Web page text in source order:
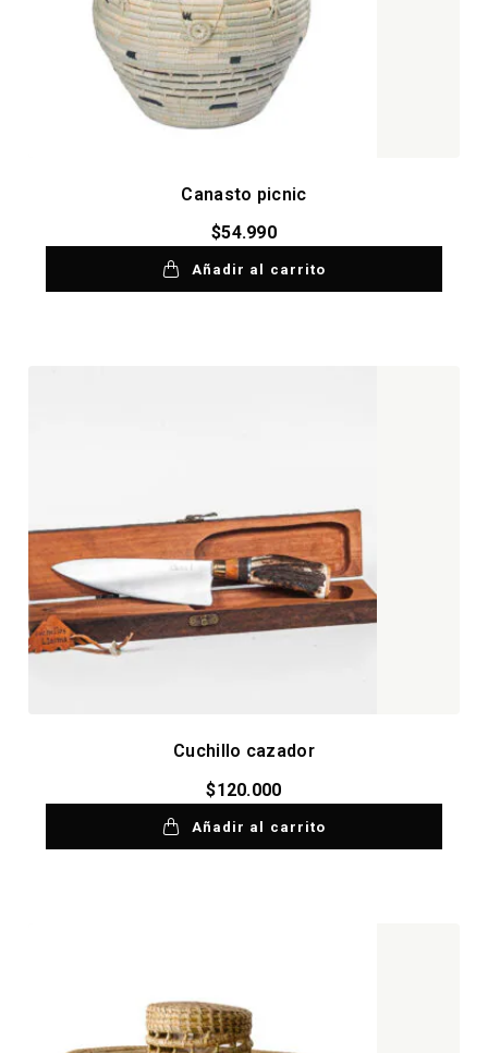
Canasto picnic
$54.990
Añadir al carrito
Cuchillo cazador
$120.000
Añadir al carrito